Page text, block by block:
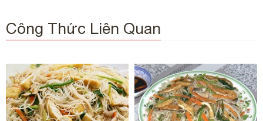
Công Thức Liên Quan